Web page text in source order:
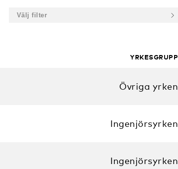
YRKESGRUPP
Övriga yrken
Ingenjörsyrken
Ingenjörsyrken